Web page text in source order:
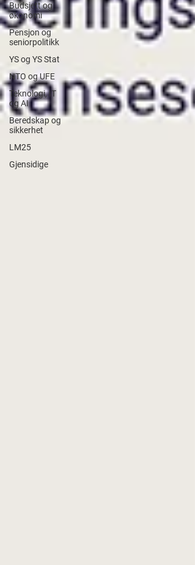
Budsjett og
økonomi
Pensjon og
seniorpolitikk
YS og YS Stat
NTO og UFE
Teknologi, IT
og AI
Beredskap og
sikkerhet
LM25
Gjensidige